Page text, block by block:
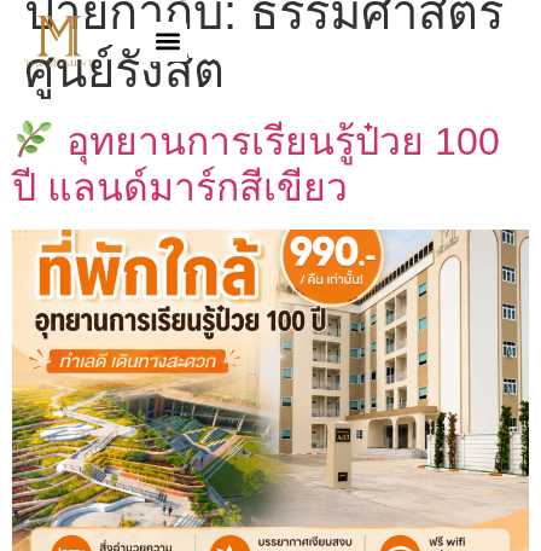
ป้ายกำกับ: ธรรมศาสตร์
ศูนย์รังสิต
อุทยานการเรียนรู้ป๋วย 100
ปี แลนด์มาร์กสีเขียว